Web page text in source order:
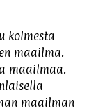
kolmesta
maailma.
maailmaa.
maailman